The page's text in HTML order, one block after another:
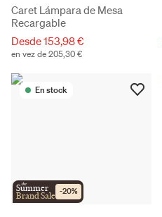
Caret Lámpara de Mesa
Recargable
Desde 153,98 €
en vez de 205,30 €
En stock
the
Summer
Brand Sale -20%